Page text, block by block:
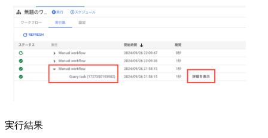
実行結果